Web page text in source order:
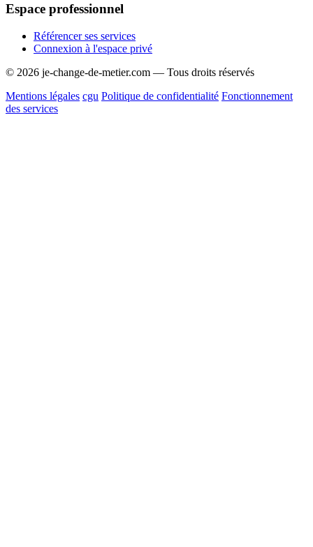
Espace professionnel
Référencer ses services
Connexion à l'espace privé
© 2026 je-change-de-metier.com — Tous droits réservés
Mentions légales cgu Politique de confidentialité Fonctionnement
des services